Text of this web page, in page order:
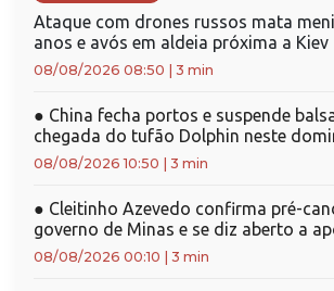
Ataque com drones russos mata
anos e avós em aldeia próxima a Kiev
08/08/2026 08:50 3 min
● China fecha portos e suspende
chegada do tufão Dolphin neste
08/08/2026 10:50 3 min
● Cleitinho Azevedo confirma pré-
governo de Minas e se diz aberto a
08/08/2026 00:10 3 min